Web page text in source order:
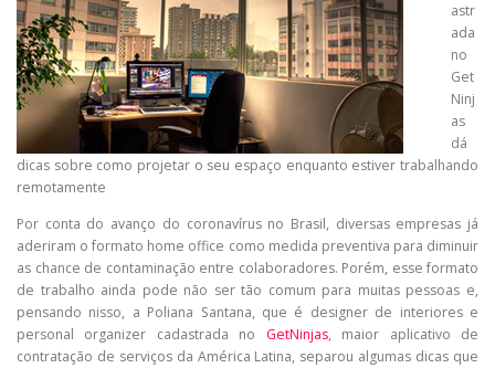
astr
ada
no
Get
Ninj
as
dá
dicas sobre como projetar o seu espaço enquanto estiver trabalhando
remotamente
Por conta do avanço do coronavírus no Brasil, diversas empresas já
aderiram o formato home office como medida preventiva para diminuir
as chance de contaminação entre colaboradores. Porém, esse formato
de trabalho ainda pode não ser tão comum para muitas pessoas e,
pensando nisso, a Poliana Santana, que é designer de interiores e
personal organizer cadastrada no GetNinjas, maior aplicativo de
contratação de serviços da América Latina, separou algumas dicas que